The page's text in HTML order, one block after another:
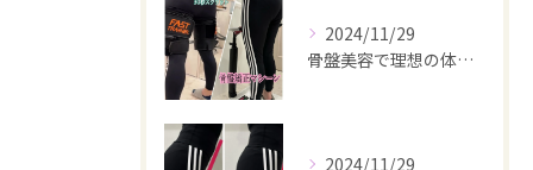
2024/11/29
骨盤美容で理想の体型を実現
2024/11/29